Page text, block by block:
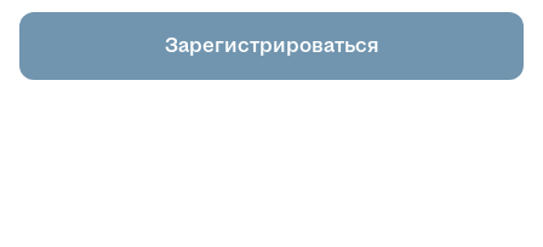
Зарегистрироваться